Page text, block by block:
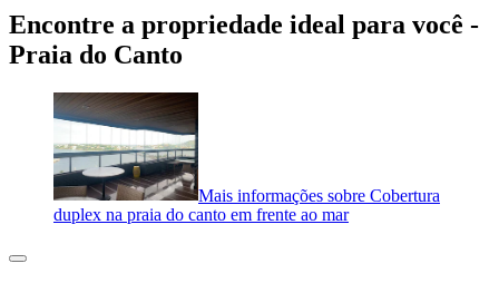
Encontre a propriedade ideal para você -
Praia do Canto
Mais informações sobre Cobertura
duplex na praia do canto em frente ao mar